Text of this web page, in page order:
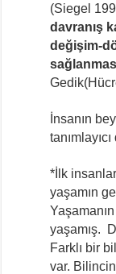
(Siegel
davranış
değişim-
İnsanın
*İlk
yaşamın
Yaşamanın
yaşamış.
Farklı bir
var.